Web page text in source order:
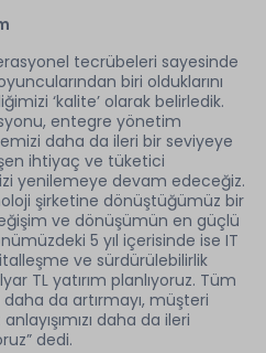
tecrübeleri sayesinde
biri olduklarını
‘kalite’ olarak belirledik.
entegre yönetim
daha da ileri bir seviyeye
ihtiyaç ve tüketici
yenilemeye devam edeceğiz.
şirketine dönüştüğümüz bir
ve dönüşümün en güçlü
5 yıl içerisinde ise IT
ve sürdürülebilirlik
TL yatırım planlıyoruz. Tüm
da artırmayı, müşteri
daha da ileri
dedi.